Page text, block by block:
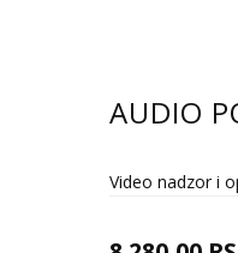
AUDIO
Video nadzor i